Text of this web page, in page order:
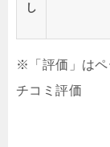
し
※「評価」はペ
チコミ評価